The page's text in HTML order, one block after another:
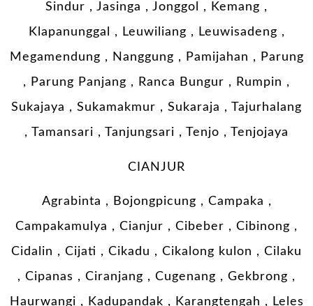
Sindur , Jasinga , Jonggol , Kemang ,
Klapanunggal , Leuwiliang , Leuwisadeng ,
Megamendung , Nanggung , Pamijahan , Parung
, Parung Panjang , Ranca Bungur , Rumpin ,
Sukajaya , Sukamakmur , Sukaraja , Tajurhalang
, Tamansari , Tanjungsari , Tenjo , Tenjojaya
CIANJUR
Agrabinta , Bojongpicung , Campaka ,
Campakamulya , Cianjur , Cibeber , Cibinong ,
Cidalin , Cijati , Cikadu , Cikalong kulon , Cilaku
, Cipanas , Ciranjang , Cugenang , Gekbrong ,
Haurwangi , Kadupandak , Karangtengah , Leles